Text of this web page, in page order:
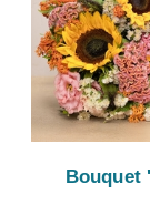
Bouquet